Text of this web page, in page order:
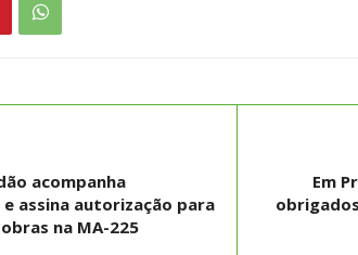
acompanha
assina autorização para
na MA-225
Em